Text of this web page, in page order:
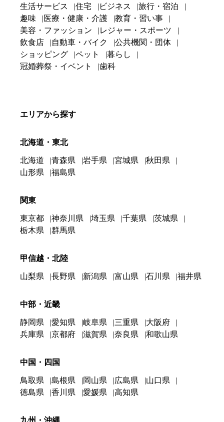
生活サービス 住宅 ビジネス
旅行・宿泊
趣味
医療・健康・介護
教育・習い事
美容・ファッション
レジャー・スポーツ
飲食店
自動車・バイク
公共機関・団体
ショッピング
ペット
暮らし
冠婚葬祭・イベント
歯科
エリアから探す
北海道・東北
北海道 青森県 岩手県 宮城県
秋田県
山形県
福島県
関東
東京都 神奈川県 埼玉県 千葉県
茨城県
栃木県
群馬県
甲信越・北陸
山梨県 長野県 新潟県 富山県 石川県 福井県
中部・近畿
静岡県 愛知県 岐阜県 三重県
大阪府
兵庫県
京都府 滋賀県 奈良県 和歌山県
中国・四国
鳥取県 島根県 岡山県 広島県
山口県
徳島県
香川県 愛媛県 高知県